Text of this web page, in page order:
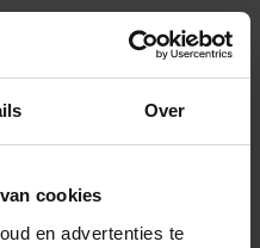
Over
cookies
en advertenties te